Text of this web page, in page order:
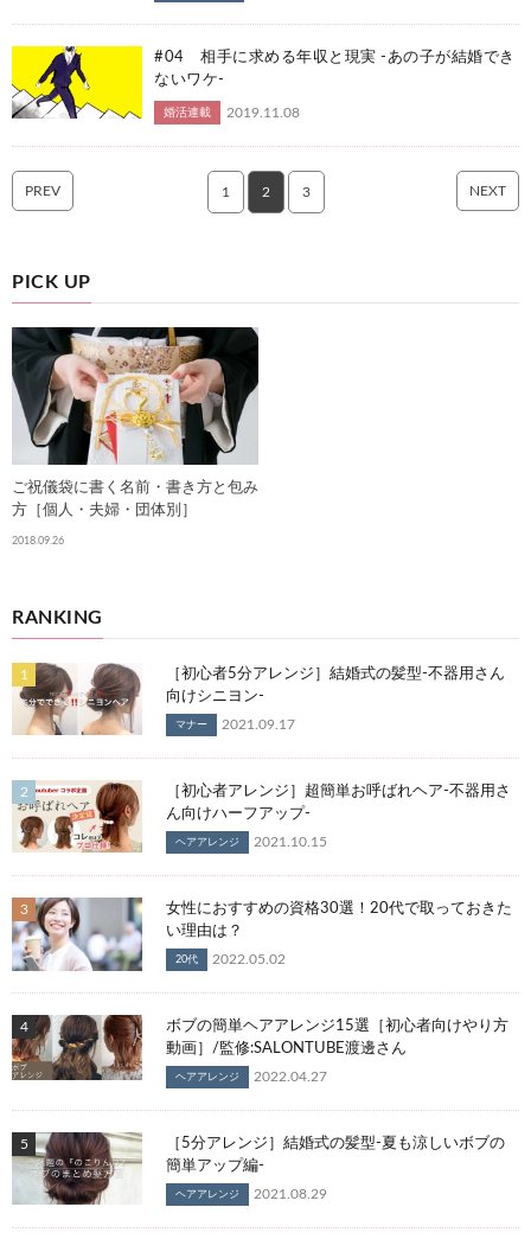
婚活連載 2019.11.08
#04 相手に求める年収と現実 -あの子が結婚でき
ないワケ-
PREV 1 2 3 NEXT
PICK UP
ご祝儀袋に書く名前・書き方と包み
方［個人・夫婦・団体別］
2018.09.26
RANKING
［初心者5分アレンジ］結婚式の髪型-不器用さん
向けシニヨン-
マナー 2021.09.17
［初心者アレンジ］超簡単お呼ばれヘア-不器用さ
ん向けハーフアップ-
ヘアアレンジ 2021.10.15
女性におすすめの資格30選！20代で取っておきた
い理由は？
20代 2022.05.02
ボブの簡単ヘアアレンジ15選［初心者向けやり方
動画］/監修:SALONTUBE渡邊さん
ヘアアレンジ 2022.04.27
［5分アレンジ］結婚式の髪型-夏も涼しいボブの
簡単アップ編-
ヘアアレンジ 2021.08.29